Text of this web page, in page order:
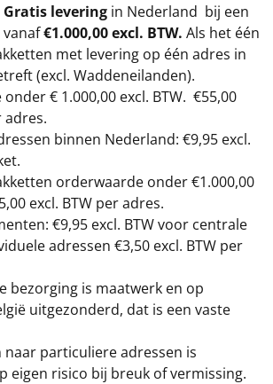
Gratis levering in Nederland bij een
€1.000,00 excl. BTW. Als het één
met levering op één adres in
(excl. Waddeneilanden).
onder € 1.000,00 excl. BTW. €55,00
adres.
binnen Nederland: €9,95 excl.
orderwaarde onder €1.000,00
excl. BTW per adres.
€9,95 excl. BTW voor centrale
adressen €3,50 excl. BTW per
bezorging is maatwerk en op
uitgezonderd, dat is een vaste
naar particuliere adressen is
eigen risico bij breuk of vermissing.